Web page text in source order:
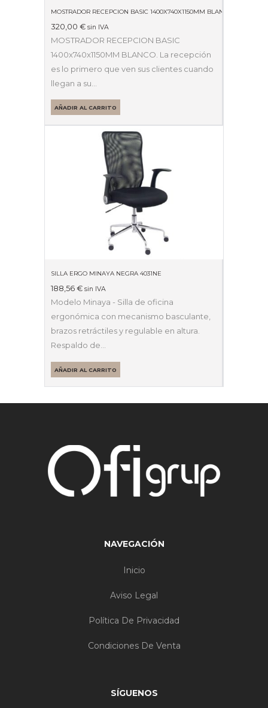
MOSTRADOR RECEPCION BASIC 1400X740X1150MM BLANCO
320,00 € sin IVA
MOSTRADOR RECEPCION BASIC
1400x740x1150MM BLANCO. La recepción
es lo primero que ven sus clientes cuando
llegan a su…
AÑADIR AL CARRITO
SILLA ERGO MINAYA NEGRA 4031NE
188,56 € sin IVA
Modelo Minaya - Silla de oficina
ergonómica con mecanismo basculante,
brazos retráctiles y regulable en altura.
Respaldo de…
AÑADIR AL CARRITO
NAVEGACIÓN
Inicio
Aviso Legal
Política De Privacidad
Condiciones De Venta
SÍGUENOS